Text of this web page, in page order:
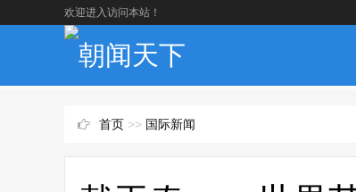
欢迎进入访问本站！
首页 >> 国际新闻